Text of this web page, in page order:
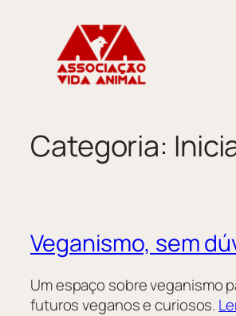
conteúdo
Categoria:
Veganismo, sem
Um espaço sobre veganismo
futuros veganos e curiosos.